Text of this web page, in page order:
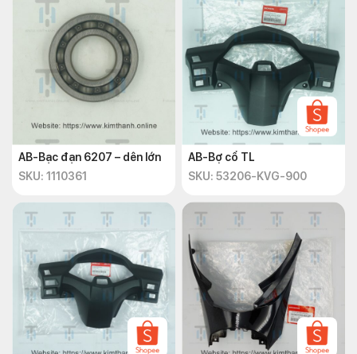
AB-Bạc đạn 6207 – dên lớn
SKU: 1110361
AB-Bợ cổ TL
SKU: 53206-KVG-900